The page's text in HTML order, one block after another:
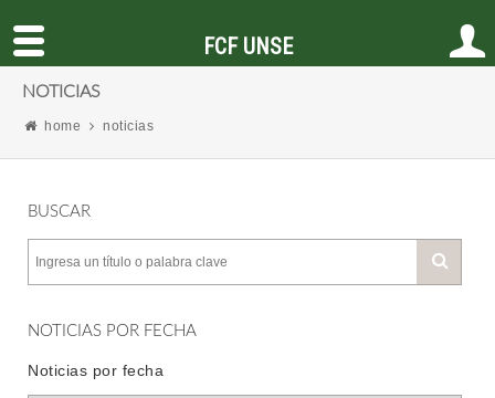
NOTICIAS
home noticias
BUSCAR
NOTICIAS POR FECHA
Noticias por fecha
FCF UNSE